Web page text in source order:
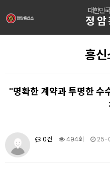
대한민
정
흥
"명확한 계약과 투명한
0건 494회 25-